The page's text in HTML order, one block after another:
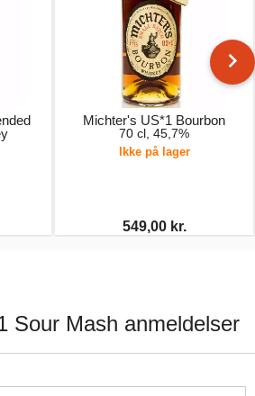
Michter's US*1 Bourbon
70 cl, 45,7%
Ikke på lager
549,00 kr.
Sour Mash anmeldelser